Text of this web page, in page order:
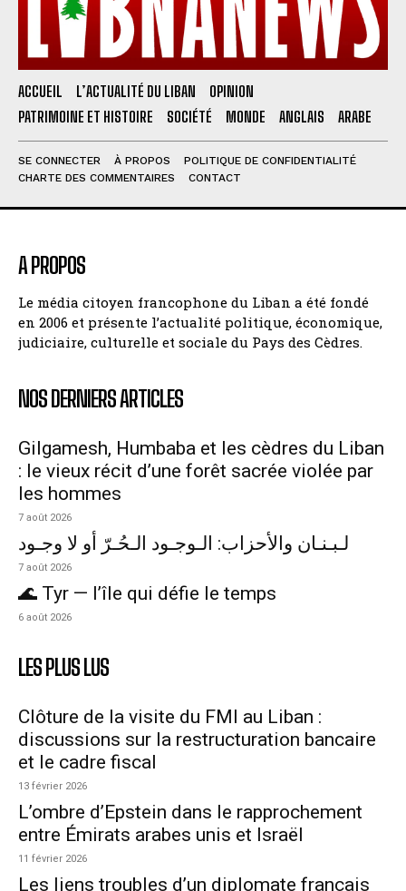
ACCUEIL L’ACTUALITÉ DU LIBAN
OPINION
PATRIMOINE ET HISTOIRE
SOCIÉTÉ MONDE ANGLAIS ARABE
SE CONNECTER À PROPOS
POLITIQUE DE CONFIDENTIALITÉ
CHARTE DES COMMENTAIRES
CONTACT
A PROPOS
Le média citoyen francophone du Liban a été fondé
en 2006 et présente l’actualité politique, économique,
judiciaire, culturelle et sociale du Pays des Cèdres.
NOS DERNIERS ARTICLES
Gilgamesh, Humbaba et les cèdres du Liban
: le vieux récit d’une forêt sacrée violée par
les hommes
7 août 2026
لـبـنـان والأحزاب: الـوجـود الـحُـرّ أو لا وجـود
7 août 2026
🌊 Tyr — l’île qui défie le temps
6 août 2026
LES PLUS LUS
Clôture de la visite du FMI au Liban :
discussions sur la restructuration bancaire
et le cadre fiscal
13 février 2026
L’ombre d’Epstein dans le rapprochement
entre Émirats arabes unis et Israël
11 février 2026
Les liens troubles d’un diplomate français